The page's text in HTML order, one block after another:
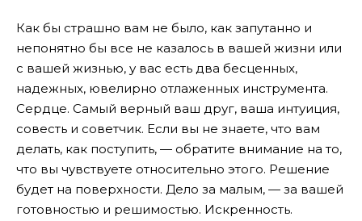
Как бы страшно вам не было, как запутанно и
непонятно бы все не казалось в вашей жизни или
с вашей жизнью, у вас есть два бесценных,
надежных, ювелирно отлаженных инструмента.
Сердце. Самый верный ваш друг, ваша интуиция,
совесть и советчик. Если вы не знаете, что вам
делать, как поступить, — обратите внимание на то,
что вы чувствуете относительно этого. Решение
будет на поверхности. Дело за малым, — за вашей
готовностью и решимостью. Искренность.